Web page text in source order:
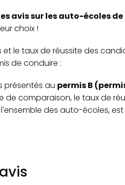
avis sur les auto-écoles de
choix !
et le taux de réussite des
de conduire :
présentés au permis B
de comparaison, le taux de
des auto-écoles, est